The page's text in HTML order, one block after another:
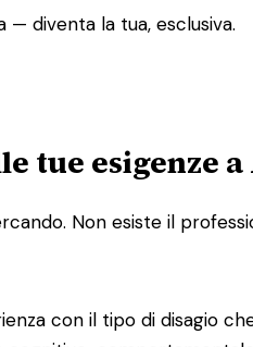
— diventa la tua, esclusiva.
tue esigenze
Non esiste il
con il tipo di disagio